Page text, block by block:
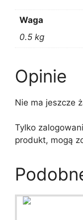
Waga
0.5 kg
Opinie
Nie ma jeszcze
Tylko
produkt, mogą